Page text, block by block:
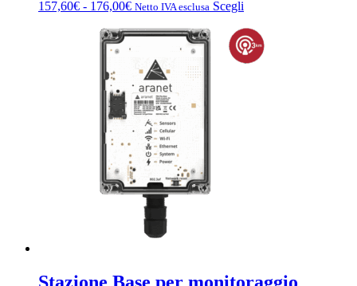
157,60€ - 176,00€Fascia
prezzo:
157,60€
176,00€
Netto IVA esclusa Scegli
ha
più
varianti.